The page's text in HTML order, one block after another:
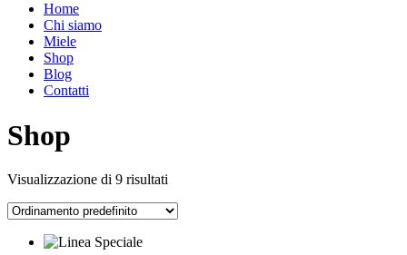
Home
Chi siamo
Miele
Shop
Blog
Contatti
Shop
Visualizzazione di 9 risultati